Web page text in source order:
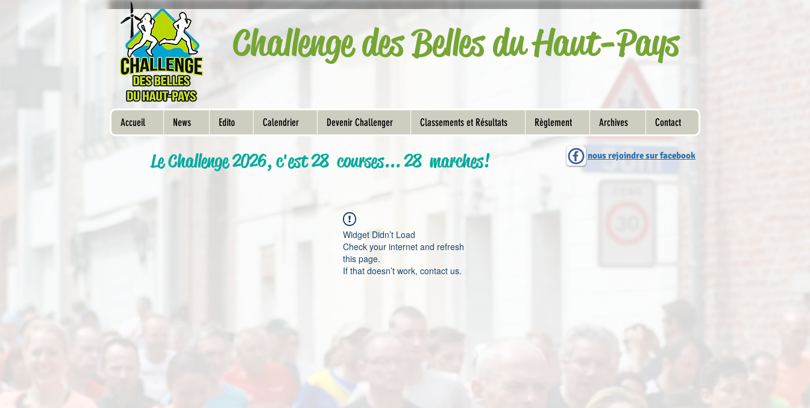
Challenge des Belles du Haut-Pays
Accueil News Edito Calendrier Devenir Challenger Classements et Résultats Règlement Archives Contact
Le Challenge 2026, c'est 28 courses... 28 marches! nous rejoindre sur facebook
Widget Didn’t Load
Check your internet and refresh
this page.
If that doesn’t work, contact us.